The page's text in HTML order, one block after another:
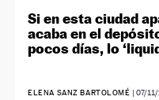
Si en esta ciudad
acaba en el
pocos días, lo
ELENA SANZ BARTOLOMÉ | 07/